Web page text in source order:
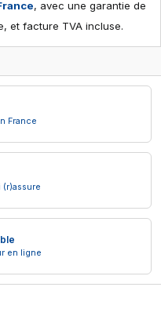
, avec une garantie de
et facture TVA incluse.
France
(r)assure
en ligne